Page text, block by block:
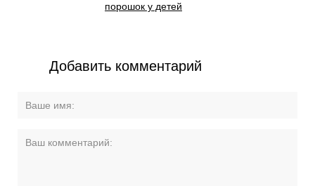
порошок у детей
Добавить комментарий